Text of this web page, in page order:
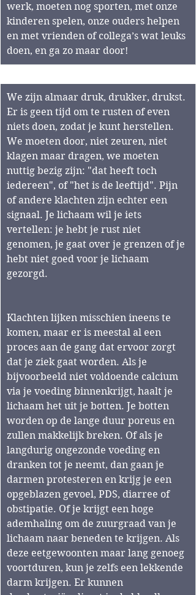
werk, moeten nog sporten, met onze
kinderen spelen, onze ouders helpen
en met vrienden of collega’s wat leuks
doen, en ga zo maar door!
We zijn almaar druk, drukker, drukst.
Er is geen tijd om te rusten of even
niets doen, zodat je kunt herstellen.
We moeten door, niet zeuren, niet
klagen maar dragen, we moeten
nuttig bezig zijn: "dat heeft toch
iedereen", of "het is de leeftijd". Pijn
of andere klachten zijn echter een
signaal. Je lichaam wil je iets
vertellen: je hebt je rust niet
genomen, je gaat over je grenzen of je
hebt niet goed voor je lichaam
gezorgd.
Klachten lijken misschien ineens te
komen, maar er is meestal al een
proces aan de gang dat ervoor zorgt
dat je ziek gaat worden. Als je
bijvoorbeeld niet voldoende calcium
via je voeding binnenkrijgt, haalt je
lichaam het uit je botten. Je botten
worden op de lange duur poreus en
zullen makkelijk breken. Of als je
langdurig ongezonde voeding en
dranken tot je neemt, dan gaan je
darmen protesteren en krijg je een
opgeblazen gevoel, PDS, diarree of
obstipatie. Of je krijgt een hoge
ademhaling om de zuurgraad van je
lichaam naar beneden te krijgen. Als
deze eetgewoonten maar lang genoeg
voortduren, kun je zelfs een lekkende
darm krijgen. Er kunnen